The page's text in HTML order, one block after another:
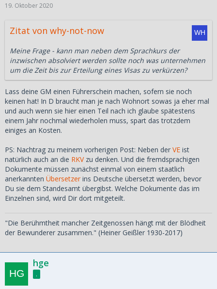
19. Oktober 2020
Zitat von why-not-now
Meine Frage - kann man neben dem Sprachkurs der
inzwischen absolviert werden sollte noch was unternehmen
um die Zeit bis zur Erteilung eines Visas zu verkürzen?
Lass deine GM einen Führerschein machen, sofern sie noch
keinen hat! In D braucht man je nach Wohnort sowas ja eher mal
und auch wenn sie hier einen Teil nach ich glaube spätestens
einem Jahr nochmal wiederholen muss, spart das trotzdem
einiges an Kosten.
PS: Nachtrag zu meinem vorherigen Post: Neben der VE ist
natürlich auch an die RKVzu denken. Und die fremdsprachigen
Dokumente müssen zunächst einmal von einem staatlich
anerkannten Übersetzer ins Deutsche übersetzt werden, bevor
Du sie dem Standesamt übergibst. Welche Dokumente das im
Einzelnen sind, wird Dir dort mitgeteilt.
"Die Berühmtheit mancher Zeitgenossen hängt mit der Blödheit
der Bewunderer zusammen." (Heiner Geißler 1930-2017)
hge
.